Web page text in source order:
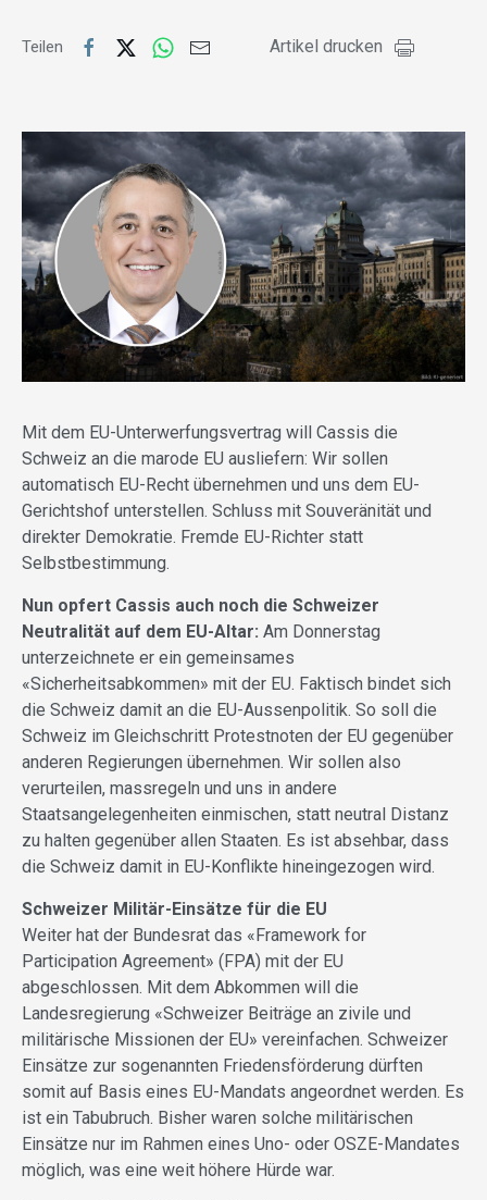
Teilen Artikel drucken
Mit dem EU-Unterwerfungsvertrag will Cassis die
Schweiz an die marode EU ausliefern: Wir sollen
automatisch EU-Recht übernehmen und uns dem EU-
Gerichtshof unterstellen. Schluss mit Souveränität und
direkter Demokratie. Fremde EU-Richter statt
Selbstbestimmung.
Nun opfert Cassis auch noch die Schweizer
Neutralität auf dem EU-Altar: Am Donnerstag
unterzeichnete er ein gemeinsames
«Sicherheitsabkommen» mit der EU. Faktisch bindet sich
die Schweiz damit an die EU-Aussenpolitik. So soll die
Schweiz im Gleichschritt Protestnoten der EU gegenüber
anderen Regierungen übernehmen. Wir sollen also
verurteilen, massregeln und uns in andere
Staatsangelegenheiten einmischen, statt neutral Distanz
zu halten gegenüber allen Staaten. Es ist absehbar, dass
die Schweiz damit in EU-Konflikte hineingezogen wird.
Schweizer Militär-Einsätze für die EU
Weiter hat der Bundesrat das «Framework for
Participation Agreement» (FPA) mit der EU
abgeschlossen. Mit dem Abkommen will die
Landesregierung «Schweizer Beiträge an zivile und
militärische Missionen der EU» vereinfachen. Schweizer
Einsätze zur sogenannten Friedensförderung dürften
somit auf Basis eines EU-Mandats angeordnet werden. Es
ist ein Tabubruch. Bisher waren solche militärischen
Einsätze nur im Rahmen eines Uno- oder OSZE-Mandates
möglich, was eine weit höhere Hürde war.